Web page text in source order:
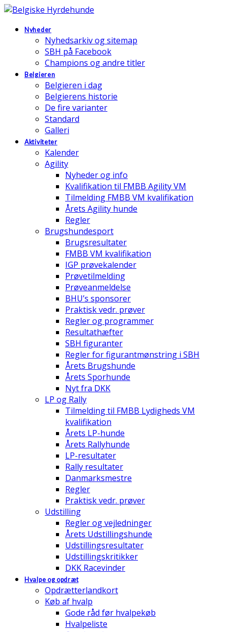
Nyheder
Nyhedsarkiv og sitemap
SBH på Facebook
Champions og andre titler
Belgieren
Belgieren i dag
Belgierens historie
De fire varianter
Standard
Galleri
Aktiviteter
Kalender
Agility
Nyheder og info
Kvalifikation til FMBB Agility VM
Tilmelding FMBB VM kvalifikation
Årets Agility hunde
Regler
Brugshundesport
Brugsresultater
FMBB VM kvalifikation
IGP prøvekalender
Prøvetilmelding
Prøveanmeldelse
BHU’s sponsorer
Praktisk vedr. prøver
Regler og programmer
Resultathæfter
SBH figuranter
Regler for figurantmønstring i SBH
Årets Brugshunde
Årets Sporhunde
Nyt fra DKK
LP og Rally
Tilmelding til FMBB Lydigheds VM
kvalifikation
Årets LP-hunde
Årets Rallyhunde
LP-resultater
Rally resultater
Danmarksmestre
Regler
Praktisk vedr. prøver
Udstilling
Regler og vejledninger
Årets Udstillingshunde
Udstillingsresultater
Udstillingskritikker
DKK Racevinder
Hvalpe og opdræt
Opdrætterlandkort
Køb af hvalp
Gode råd før hvalpekøb
Hvalpeliste